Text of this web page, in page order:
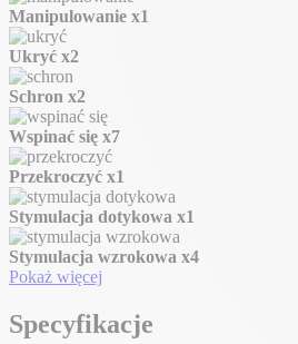
Manipulowanie x1
Ukryć x2
Schron x2
Wspinać się x7
Przekroczyć x1
Stymulacja dotykowa x1
Stymulacja wzrokowa x4
Pokaż więcej
Specyfikacje